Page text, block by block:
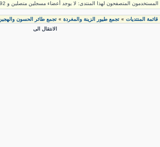
المستخدمون المتصفحون لهذا المنتدى: لا يوجد أعضاء مسجلين متصلين و 92 زائر/زوار
قائمة المنتديات» تجمع طيور الزينة والمغردة» تجمع طائر الحسون والهجين
الانتقال الى